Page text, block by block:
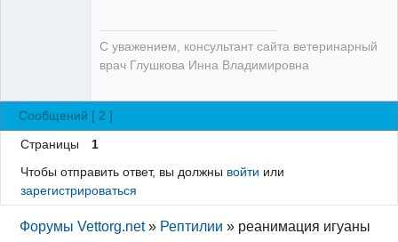
С уважением, консультант сайта ветеринарный
врач Глушкова Инна Владимировна
Сообщений [ 2 ]
Страницы
1
Чтобы отправить ответ, вы должны войти или
зарегистрироваться
Форумы Vettorg.net » Рептилии » реанимация игуаны